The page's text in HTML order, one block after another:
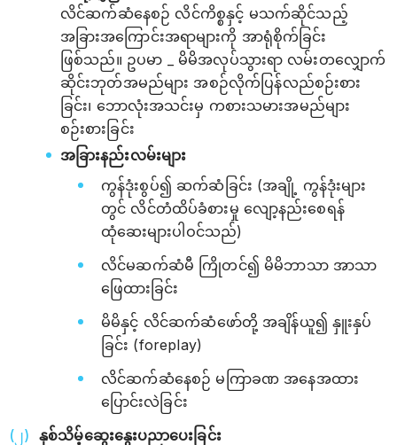
လိင်ဆက်ဆံနေစဉ် လိင်ကိစ္စနှင့် မသက်ဆိုင်သည့်
အခြားအကြောင်းအရာများကို အာရုံစိုက်ခြင်း
ဖြစ်သည်။ ဥပမာ _ မိမိအလုပ်သွားရာ လမ်းတလျှောက်
ဆိုင်းဘုတ်အမည်များ အစဉ်လိုက်ပြန်လည်စဉ်းစား
ခြင်း၊ ဘောလုံးအသင်းမှ ကစားသမားအမည်များ
စဉ်းစားခြင်း
အခြားနည်းလမ်းများ
ကွန်ဒုံးစွပ်၍ ဆက်ဆံခြင်း (အချို့ ကွန်ဒုံးများ
တွင် လိင်တံထိပ်ခံစားမှု လျော့နည်းစေရန်
ထုံဆေးများပါဝင်သည်)
လိင်မဆက်ဆံမီ ကြိုတင်၍ မိမိဘာသာ အာသာ
ဖြေထားခြင်း
မိမိနှင့် လိင်ဆက်ဆံဖော်တို့ အချိန်ယူ၍ နှူးနှပ်
ခြင်း (foreplay)
လိင်ဆက်ဆံနေစဉ် မကြာခဏ အနေအထား
ပြောင်းလဲခြင်း
နှစ်သိမ့်ဆွေးနွေးပညာပေးခြင်း